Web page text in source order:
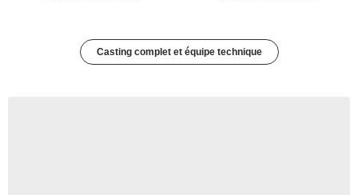
Casting complet et équipe technique